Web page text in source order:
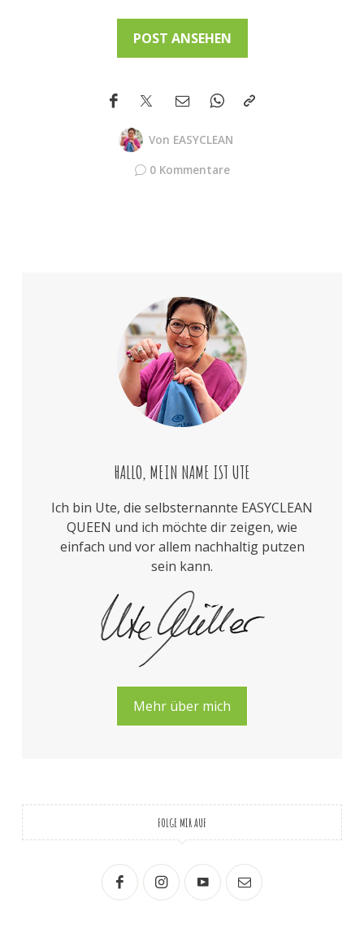
POST ANSEHEN
Von EASYCLEAN
0 Kommentare
HALLO, MEIN NAME IST UTE
Ich bin Ute, die selbsternannte EASYCLEAN
QUEEN und ich möchte dir zeigen, wie
einfach und vor allem nachhaltig putzen
sein kann.
Mehr über mich
FOLGE MIR AUF